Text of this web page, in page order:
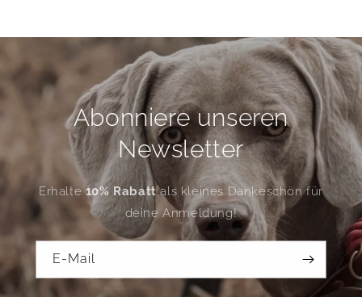
Abonniere unseren
Newsletter
Erhalte10% Rabattals kleines Dankeschön für
deine Anmeldung!
E-Mail